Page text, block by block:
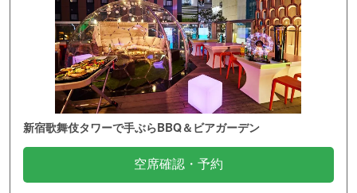
新宿歌舞伎タワーで手ぶらBBQ＆ビアガーデン
空席確認・予約